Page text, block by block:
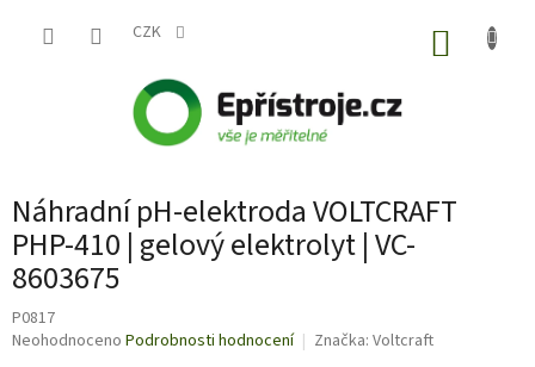
CZK
Náhradní pH-elektroda VOLTCRAFT
PHP-410 | gelový elektrolyt | VC-
8603675
P0817
Průměrné
Neohodnoceno Podrobnosti hodnocení Značka: Voltcraft